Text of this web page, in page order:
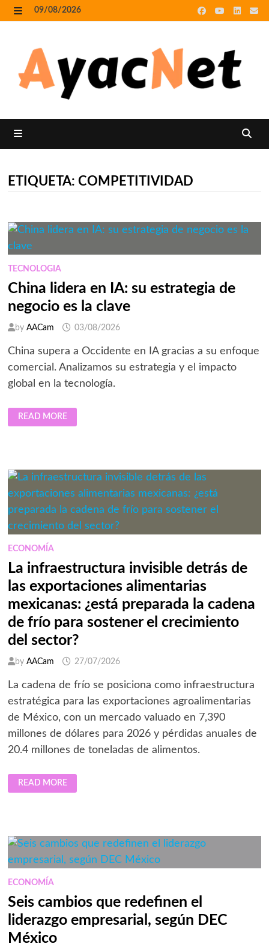
Skip
to
09/08/2026
ETIQUETA: COMPETITIVIDAD
TECNOLOGIA
China lidera en IA: su estrategia de
negocio es la clave
by AACam 03/08/2026
China supera a Occidente en IA gracias a su enfoque
comercial. Analizamos su estrategia y el impacto
global en la tecnología.
CHINA
LIDERA
EN
NEGOCIO
ES
CLAVE
READ MORE
ECONOMÍA
La infraestructura invisible detrás de
las exportaciones alimentarias
mexicanas: ¿está preparada la cadena
de frío para sostener el crecimiento
del sector?
by AACam 27/07/2026
La cadena de frío se posiciona como infraestructura
estratégica para las exportaciones agroalimentarias
de México, con un mercado valuado en 7,390
millones de dólares para 2026 y pérdidas anuales de
20.4 millones de toneladas de alimentos.
LA
INFRAESTRUCTURA
INVISIBLE
ALIMENTARIAS
MEXICANAS:
PREPARADA
LA
CADENA
DE
FRÍO
PARA
SOSTENER
EL
CRECIMIENTO
DEL
READ MORE
ECONOMÍA
Seis cambios que redefinen el
liderazgo empresarial, según DEC
México